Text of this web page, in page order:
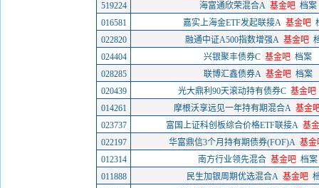
519224
海富通欣荣混合A 基金吧 档案
016581
嘉实上海金ETF发起联接A 基金吧
022820
融通中证A500指数增强A 基金吧
024404
兴银聚丰债券C 基金吧 档案
028285
联博汇鑫债券A 基金吧 档案
020439
光大鼎利90天滚动持有债券C 基金吧
014261
摩根沃享远见一年持有期混合A 基金
023737
富国上证科创板综合价格ETF联接A 基
022197
华富鼎信3个月持有期债券(FOF)A 基金
012314
南方行业领先混合 基金吧 档案
011888
民生加银周期优选混合A 基金吧